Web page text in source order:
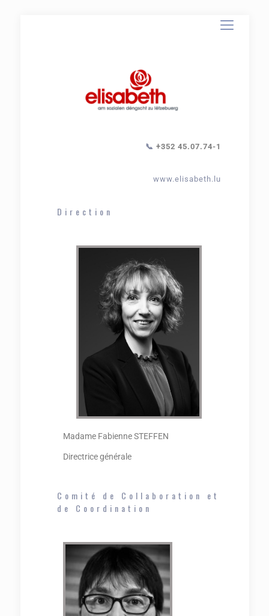
📞+352 45.07.74-1
www.elisabeth.lu
Direction
Madame Fabienne STEFFEN
Directrice générale
Comité de Collaboration et
de Coordination